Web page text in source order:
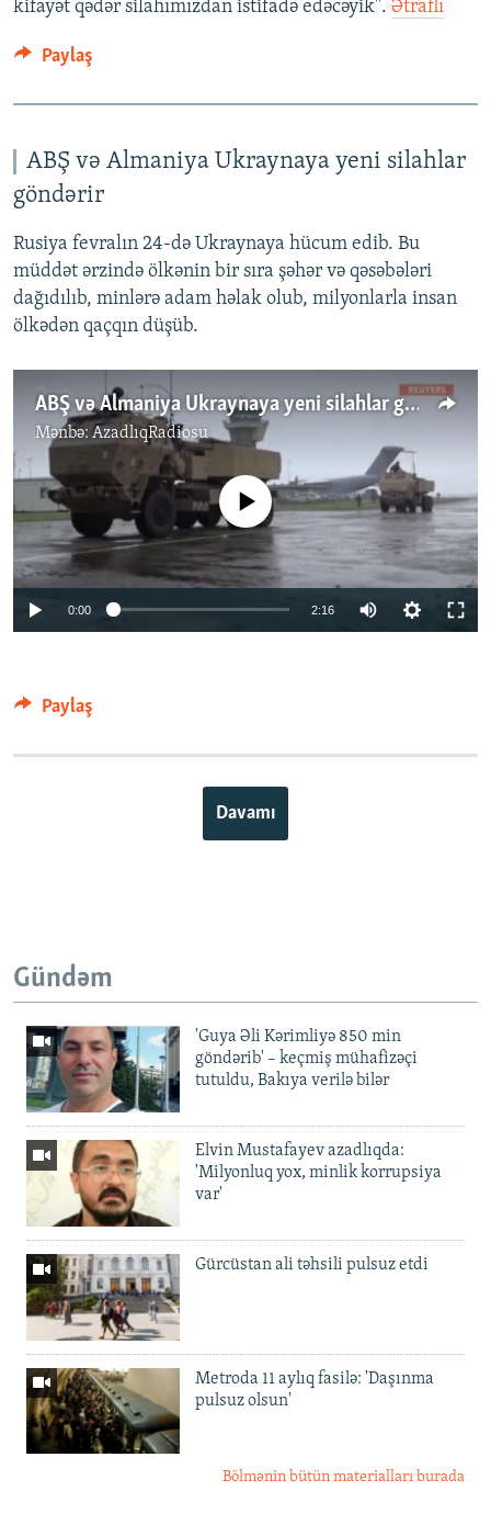
kifayət qədər silahımızdan istifadə edəcəyik". Ətraflı
Paylaş
ABŞ və Almaniya Ukraynaya yeni silahlar
göndərir
Rusiya fevralın 24-də Ukraynaya hücum edib. Bu
müddət ərzində ölkənin bir sıra şəhər və qəsəbələri
dağıdılıb, minlərə adam həlak olub, milyonlarla insan
ölkədən qaçqın düşüb.
ABŞ və Almaniya Ukraynaya yeni silahlar göndərir
Mənbə: AzadlıqRadiosu
No media source currently available
0:00 2:16
720p
Paylaş
Davamı
Gündəm
'Guya Əli Kərimliyə 850 min
göndərib' – keçmiş mühafizəçi
tutuldu, Bakıya verilə bilər
Elvin Mustafayev azadlıqda:
'Milyonluq yox, minlik korrupsiya
var'
Gürcüstan ali təhsili pulsuz etdi
Metroda 11 aylıq fasilə: 'Daşınma
pulsuz olsun'
Bölmənin bütün materialları burada